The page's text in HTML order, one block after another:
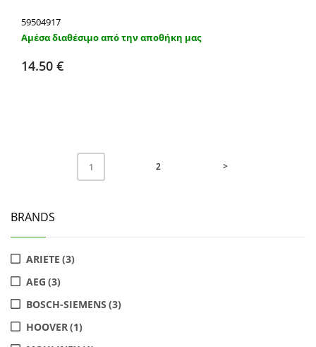
59504917
Αμέσα διαθέσιμο από την αποθήκη μας
14.50 €
Προσθήκη στο καλάθι
1 2 >
BRANDS
ARIETE (3)
AEG (3)
BOSCH-SIEMENS (3)
HOOVER(1)
ΣΚΟΥΠΑ